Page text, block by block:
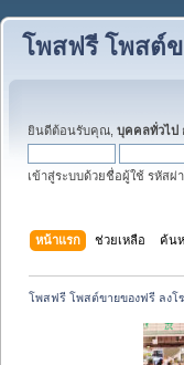
โพสฟรี โพสต์
ยินดีต้อนรับคุณ, บุคคลทั่วไป
เข้าสู่ระบบด้วยชื่อผู้ใช้ รหัสผ่
หน้าแรก ช่วยเหลือ ค้น
โพสฟรี โพสต์ขายของฟรี ลง